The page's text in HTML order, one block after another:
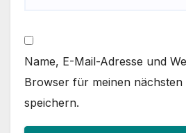
Name, E-Mail-Adresse und
Browser für meinen nächsten
speichern.